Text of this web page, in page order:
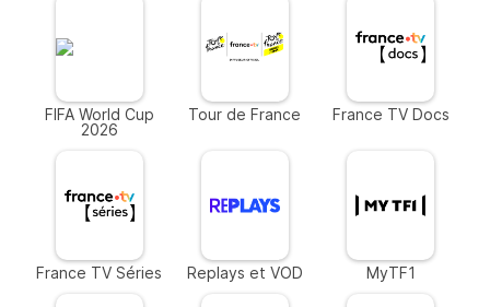
FIFA World Cup
2026
Tour de France France TV Docs
France TV Séries Replays et VOD MyTF1